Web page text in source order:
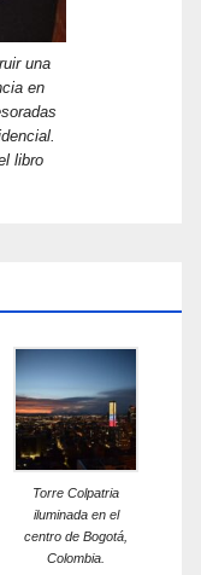
una
en
libro
Torre Colpatria
iluminada en el
centro de Bogotá,
Colombia.